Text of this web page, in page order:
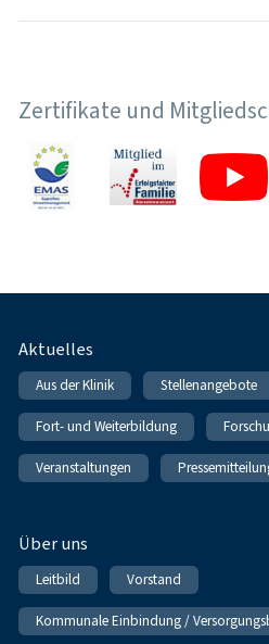
Zertifikate und
Fußnavigation
Aktuelles
Aus der Klinik Stellenangebote
Fort- und Weiterbildung
Veranstaltungen
Über uns
Leitbild Vorstand
Kommunale Einbindung /